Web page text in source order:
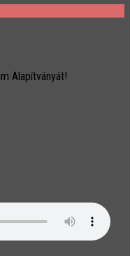
Alapítványát!